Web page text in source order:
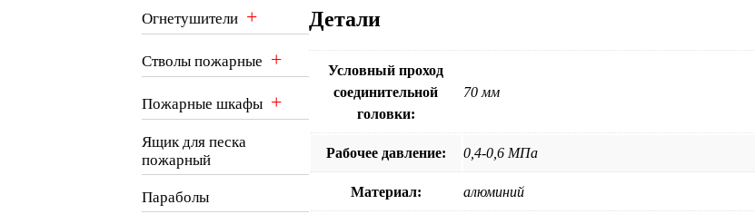
Огнетушители +
Стволы пожарные +
Пожарные шкафы +
Ящик для песка
пожарный
Параболы
Детали
Условный проход
соединительной
головки:
70 мм
Рабочее давление: 0,4-0,6 МПа
Материал: алюминий